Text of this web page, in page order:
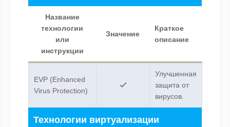
Название
технологии
или
инструкции
Значение
Краткое
описание
EVP (Enhanced
Virus Protection)
Улучшенная
защита от
вирусов.
Технологии виртуализации